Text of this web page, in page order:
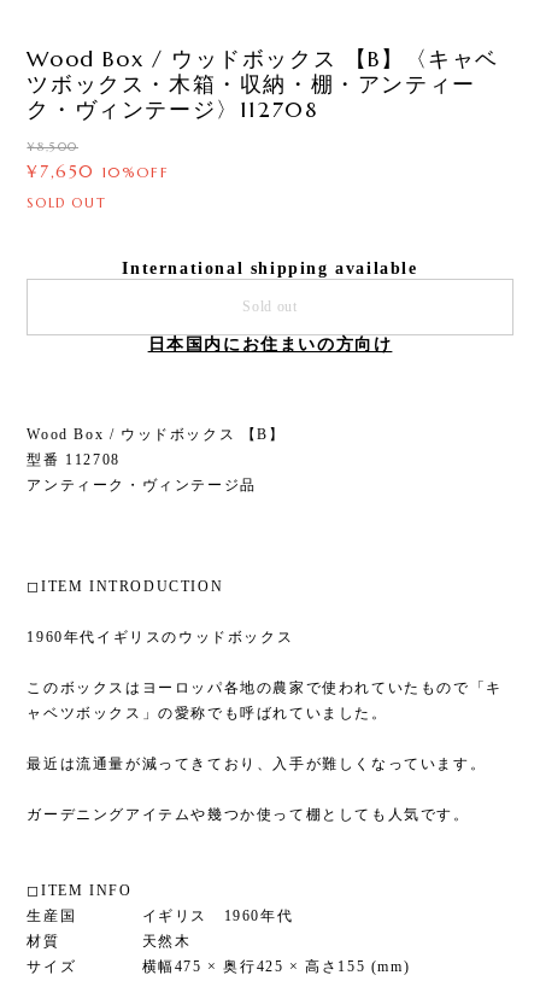
Wood Box / ウッドボックス 【B】〈キャベ
ツボックス・木箱・収納・棚・アンティー
ク・ヴィンテージ〉112708
¥8,500
¥7,650 10%OFF
SOLD OUT
International shipping available
Sold out
日本国内にお住まいの方向け
Wood Box / ウッドボックス 【B】
型番 112708
アンティーク・ヴィンテージ品
◻︎ITEM INTRODUCTION
1960年代イギリスのウッドボックス
このボックスはヨーロッパ各地の農家で使われていたもので「キ
ャベツボックス」の愛称でも呼ばれていました。
最近は流通量が減ってきており、入手が難しくなっています。
ガーデニングアイテムや幾つか使って棚としても人気です。
◻︎ITEM INFO
生産国 イギリス 1960年代
材質 天然木
サイズ 横幅475 × 奥行425 × 高さ155 (mm)